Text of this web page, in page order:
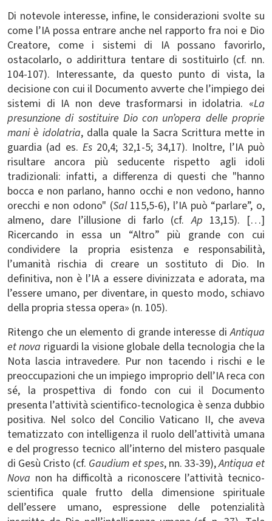
Di notevole interesse, infine, le considerazioni svolte su
come l’IA possa entrare anche nel rapporto fra noi e Dio
Creatore, come i sistemi di IA possano favorirlo,
ostacolarlo, o addirittura tentare di sostituirlo (cf. nn.
104-107). Interessante, da questo punto di vista, la
decisione con cui il Documento avverte che l’impiego dei
sistemi di IA non deve trasformarsi in idolatria. «La
presunzione di sostituire Dio con un’opera delle proprie
mani è idolatria, dalla quale la Sacra Scrittura mette in
guardia (ad es. Es 20,4; 32,1-5; 34,17). Inoltre, l’IA può
risultare ancora più seducente rispetto agli idoli
tradizionali: infatti, a differenza di questi che "hanno
bocca e non parlano, hanno occhi e non vedono, hanno
orecchi e non odono" (Sal115,5-6), l’IA può “parlare”, o,
almeno, dare l’illusione di farlo (cf.Ap 13,15). […]
Ricercando in essa un “Altro” più grande con cui
condividere la propria esistenza e responsabilità,
l’umanità rischia di creare un sostituto di Dio. In
definitiva, non è l’IA a essere divinizzata e adorata, ma
l’essere umano, per diventare, in questo modo, schiavo
della propria stessa opera» (n. 105).
Ritengo che un elemento di grande interesse diAntiqua
et nova riguardi la visione globale della tecnologia che la
Nota lascia intravedere. Pur non tacendo i rischi e le
preoccupazioni che un impiego improprio dell’IA reca con
sé, la prospettiva di fondo con cui il Documento
presenta l’attività scientifico-tecnologica è senza dubbio
positiva. Nel solco del Concilio Vaticano II, che aveva
tematizzato con intelligenza il ruolo dell’attività umana
e del progresso tecnico all’interno del mistero pasquale
di Gesù Cristo (cf. Gaudium et spes, nn. 33-39),Antiqua et
Nova non ha difficoltà a riconoscere l’attività tecnico-
scientifica quale frutto della dimensione spirituale
dell’essere umano,espressione delle potenzialità